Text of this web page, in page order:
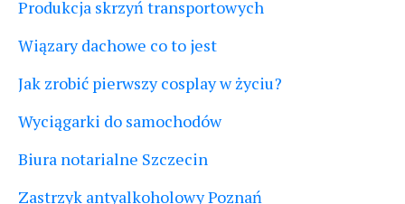
Produkcja skrzyń transportowych
Wiązary dachowe co to jest
Jak zrobić pierwszy cosplay w życiu?
Wyciągarki do samochodów
Biura notarialne Szczecin
Zastrzyk antyalkoholowy Poznań